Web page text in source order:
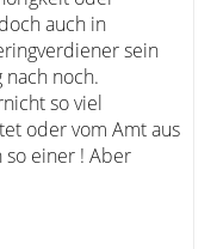
auch in
sein
noch.
so viel
oder vom Amt aus
einer ! Aber